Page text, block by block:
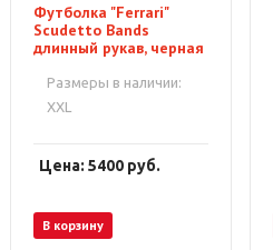
Футболка "Ferrari"
Scudetto Bands
длинный рукав, черная
Размеры в наличии:
XXL
Цена: 5400 руб.
В корзину